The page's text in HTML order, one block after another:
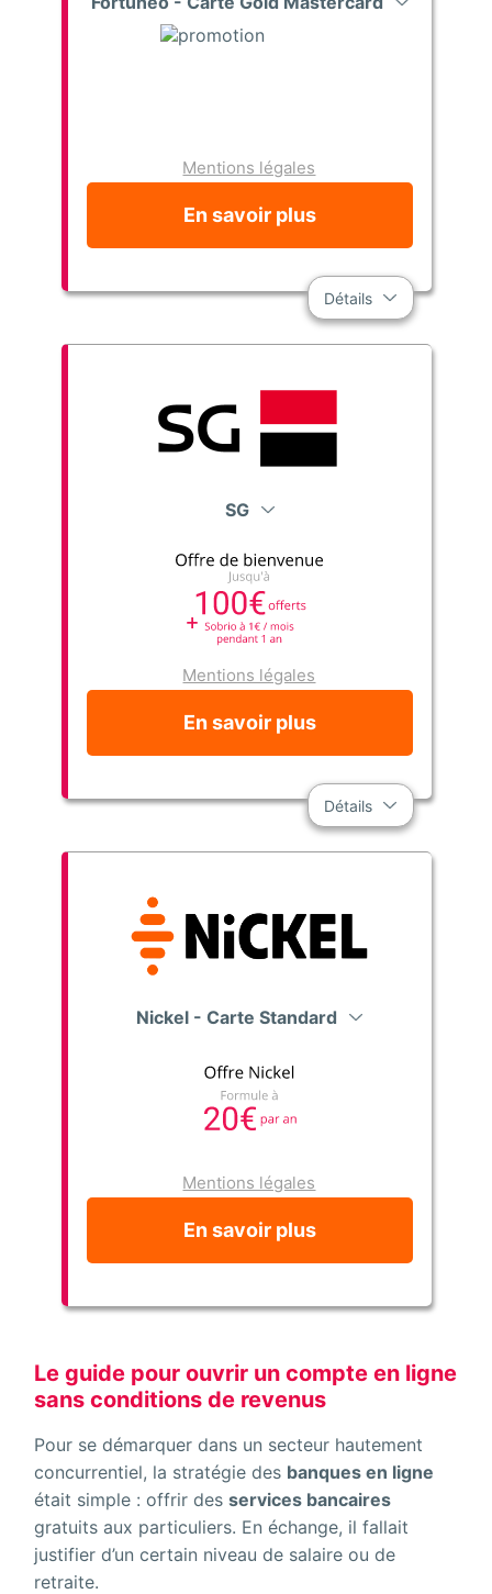
Mentions légales
En savoir plus
Détails
SG
Mentions légales
En savoir plus
Détails
Nickel - Carte Standard
Mentions légales
En savoir plus
Le guide pour ouvrir un compte en ligne
sans conditions de revenus
Pour se démarquer dans un secteur hautement
concurrentiel, la stratégie des banques en ligne
était simple : offrir desservices bancaires
gratuits aux particuliers. En échange, il fallait
justifier d’un certain niveau de salaire ou de
retraite.